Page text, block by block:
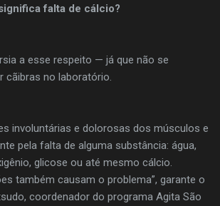
falta de cálcio?
a esse respeito — já que não se
cãibras no laboratório.
involuntárias e dolorosas dos músculos e
pela falta de alguma substância: água,
glicose ou até mesmo cálcio.
também causam o problema”, garante o
coordenador do programa Agita São